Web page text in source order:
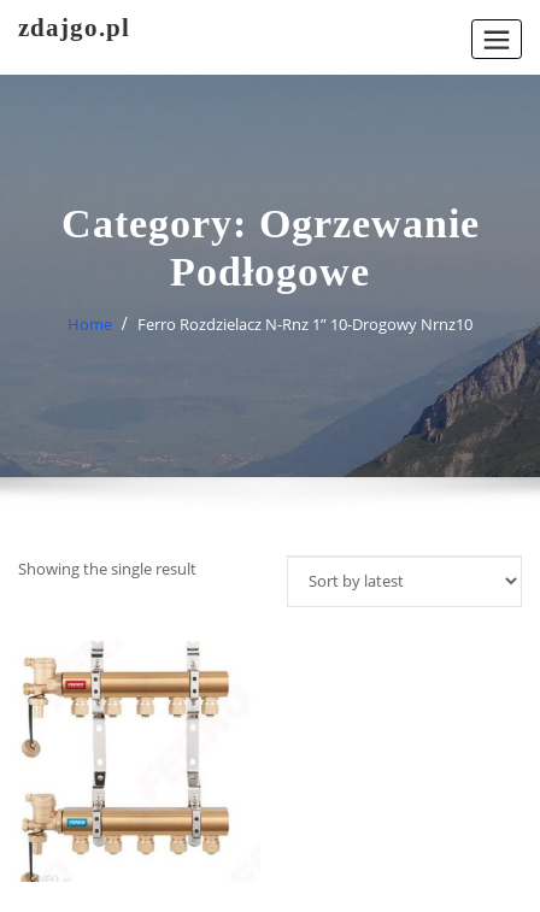
zdajgo.pl
Category: Ogrzewanie
Podłogowe
Home Ferro Rozdzielacz N-Rnz 1” 10-Drogowy Nrnz10
Showing the single result